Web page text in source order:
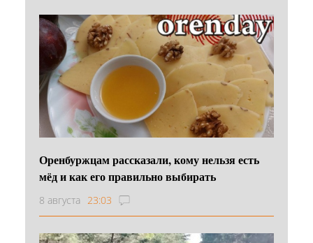
Оренбуржцам рассказали, кому нельзя есть
мёд и как его правильно выбирать
8 августа 23:03